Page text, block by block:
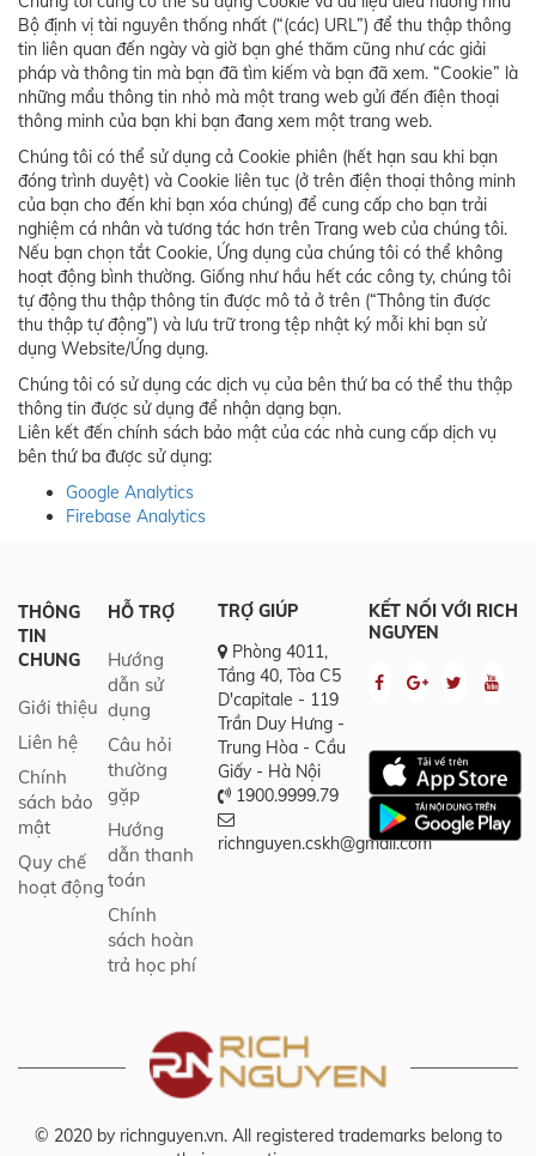
Bộ định vị tài nguyên thống nhất (“(các) URL”) để thu thập thông
tin liên quan đến ngày và giờ bạn ghé thăm cũng như các giải
pháp và thông tin mà bạn đã tìm kiếm và bạn đã xem. “Cookie” là
những mẩu thông tin nhỏ mà một trang web gửi đến điện thoại
thông minh của bạn khi bạn đang xem một trang web.
Chúng tôi có thể sử dụng cả Cookie phiên (hết hạn sau khi bạn
đóng trình duyệt) và Cookie liên tục (ở trên điện thoại thông minh
của bạn cho đến khi bạn xóa chúng) để cung cấp cho bạn trải
nghiệm cá nhân và tương tác hơn trên Trang web của chúng tôi.
Nếu bạn chọn tắt Cookie, Ứng dụng của chúng tôi có thể không
hoạt động bình thường. Giống như hầu hết các công ty, chúng tôi
tự động thu thập thông tin được mô tả ở trên (“Thông tin được
thu thập tự động”) và lưu trữ trong tệp nhật ký mỗi khi bạn sử
dụng Website/Ứng dụng.
Chúng tôi có sử dụng các dịch vụ của bên thứ ba có thể thu thập
thông tin được sử dụng để nhận dạng bạn.
Liên kết đến chính sách bảo mật của các nhà cung cấp dịch vụ
bên thứ ba được sử dụng:
Google Analytics
Firebase Analytics
THÔNG
TIN
CHUNG
Giới thiệu
Liên hệ
Chính
sách bảo
mật
Quy chế
hoạt động
HỖ TRỢ
Hướng
dẫn sử
dụng
Câu hỏi
thường
gặp
Hướng
dẫn thanh
toán
Chính
sách hoàn
trả học phí
TRỢ GIÚP
Phòng 4011,
Tầng 40, Tòa C5
D'capitale - 119
Trần Duy Hưng -
Trung Hòa - Cầu
Giấy - Hà Nội
1900.9999.79
richnguyen.cskh@gmail.com
KẾT NỐI VỚI RICH
NGUYEN
© 2020 by richnguyen.vn. All registered trademarks belong to